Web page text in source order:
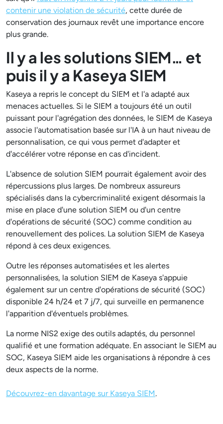
contenir une violation de sécurité, cette durée de
conservation des journaux revêt une importance encore
plus grande.
Il y a les solutions SIEM… et
puis il y a Kaseya SIEM
Kaseya a repris le concept du SIEM et l'a adapté aux
menaces actuelles. Si le SIEM a toujours été un outil
puissant pour l'agrégation des données, le SIEM de Kaseya
associe l'automatisation basée sur l'IA à un haut niveau de
personnalisation, ce qui vous permet d'adapter et
d'accélérer votre réponse en cas d'incident.
L'absence de solution SIEM pourrait également avoir des
répercussions plus larges. De nombreux assureurs
spécialisés dans la cybercriminalité exigent désormais la
mise en place d'une solution SIEM ou d'un centre
d'opérations de sécurité (SOC) comme condition au
renouvellement des polices. La solution SIEM de Kaseya
répond à ces deux exigences.
Outre les réponses automatisées et les alertes
personnalisées, la solution SIEM de Kaseya s'appuie
également sur un centre d'opérations de sécurité (SOC)
disponible 24 h/24 et 7 j/7, qui surveille en permanence
l'apparition d'éventuels problèmes.
La norme NIS2 exige des outils adaptés, du personnel
qualifié et une formation adéquate. En associant le SIEM au
SOC, Kaseya SIEM aide les organisations à répondre à ces
deux aspects de la norme.
Découvrez-en davantage sur Kaseya SIEM.